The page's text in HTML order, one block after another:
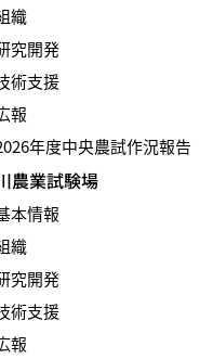
織
究開発
術支援
報
年度中央農試作況報告
農業試験場
本情報
織
究開発
術支援
報